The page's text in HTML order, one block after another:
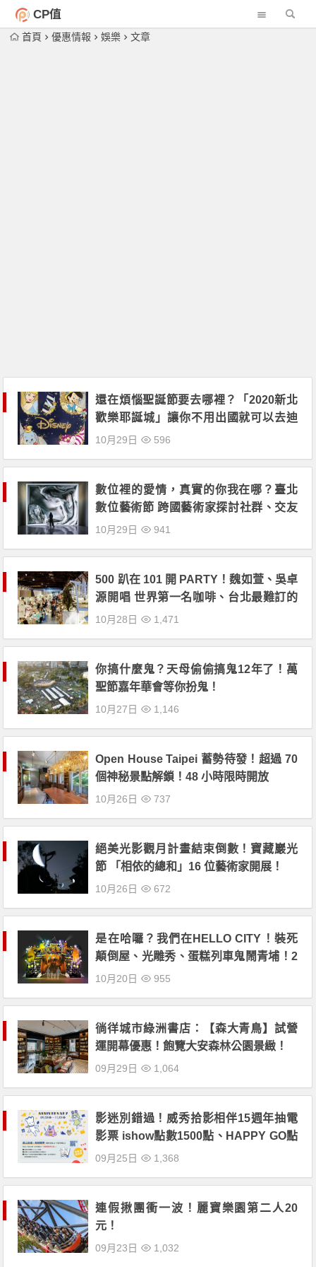
CP值
首頁 優惠情報 娛樂 文章
還在煩惱聖誕節要去哪裡？「2020新北
歡樂耶誕城」讓你不用出國就可以去迪
士尼！
10月29日 596
數位裡的愛情，真實的你我在哪？臺北
數位藝術節 跨國藝術家探討社群、交友
軟體對現實情感的反撲
10月29日 941
500 趴在 101 開 PARTY！魏如萱、吳卓
源開唱 世界第一名咖啡、台北最難訂的
主廚餐點齊聚！美食、市集、音樂表演
10月28日 1,471
你搞什麼鬼？天母偷偷搞鬼12年了！萬
聖節嘉年華會等你扮鬼！
10月27日 1,146
Open House Taipei 蓄勢待發！超過 70
個神秘景點解鎖！48 小時限時開放
10月26日 737
絕美光影觀月計畫結束倒數！寶藏巖光
節 「相依的總和」16 位藝術家開展！
10月26日 672
是在哈囉？我們在HELLO CITY！裝死
顛倒屋、光雕秀、蛋糕列車鬼鬧青埔！2
020 桃園萬聖城 八大展區打卡、演唱會
10月20日 955
徜徉城市綠洲書店：【森大青鳥】試營
運開幕優惠！飽覽大安森林公園景緻！
09月29日 1,064
影迷別錯過！威秀拾影相伴15週年抽電
影票 ishow點數1500點、HAPPY GO點
數150點大放送！
09月25日 1,368
連假揪團衝一波！麗寶樂園第二人20
元！
09月23日 1,032